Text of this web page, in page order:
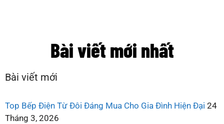
Bài viết mới nhất
Bài viết mới
Top Bếp Điện Từ Đôi Đáng Mua Cho Gia Đình Hiện Đại 24
Tháng 3, 2026